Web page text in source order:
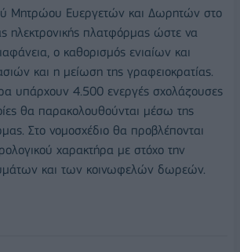
Μητρώου Ευεργετών και Δωρητών στο
ηλεκτρονικής πλατφόρμας ώστε να
ο καθορισμός ενιαίων και
και η μείωση της γραφειοκρατίας.
υπάρχουν 4.500 ενεργές σχολάζουσες
θα παρακολουθούνται μέσω της
Στο νομοσχέδιο θα προβλέπονται
χαρακτήρα με στόχο την
και των κοινωφελών δωρεών.